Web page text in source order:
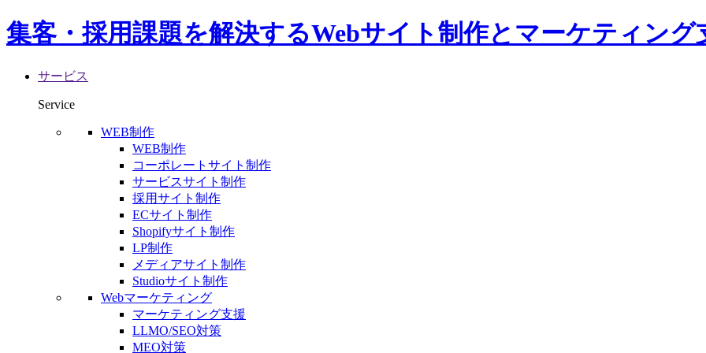
集客・採用課題を解決するWebサイト制作とマーケティング
サービス
Service
WEB制作
WEB制作
コーポレートサイト制作
サービスサイト制作
採用サイト制作
ECサイト制作
Shopifyサイト制作
LP制作
メディアサイト制作
Studioサイト制作
Webマーケティング
マーケティング支援
LLMO/SEO対策
MEO対策